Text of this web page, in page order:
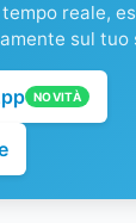
reale,
sul tuo
NOVITÀ